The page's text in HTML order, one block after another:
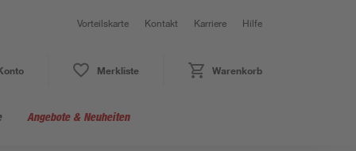
Vorteilskarte Kontakt Karriere Hilfe
Merkliste Warenkorb
Angebote & Neuheiten